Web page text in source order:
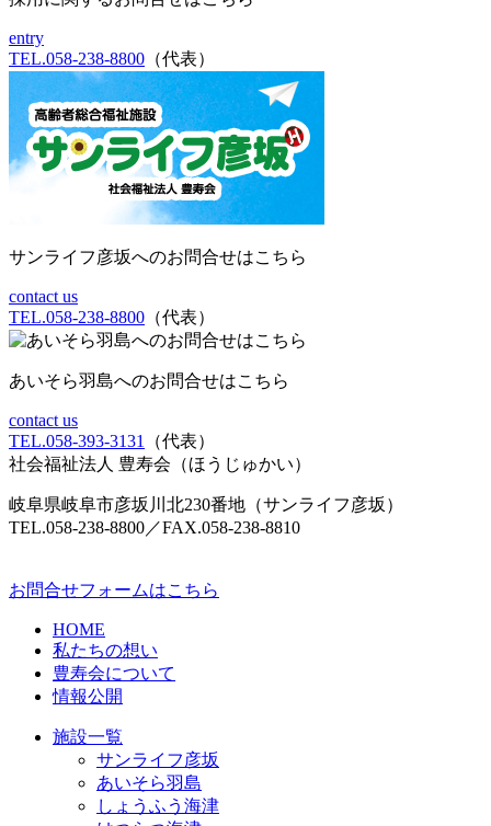
entry
TEL.058-238-8800 （代表）
サンライフ彦坂へのお問合せはこちら
contact us
TEL.058-238-8800 （代表）
あいそら羽島へのお問合せはこちら
contact us
TEL.058-393-3131
（代表）
社会福祉法人 豊寿会 （ほうじゅかい）
岐阜県岐阜市彦坂川北230番地（サンライフ彦坂）
TEL.058-238-8800／FAX.058-238-8810
お問合せフォームはこちら
HOME
私たちの想い
豊寿会について
情報公開
施設一覧
サンライフ彦坂
あいそら羽島
しょうふう海津